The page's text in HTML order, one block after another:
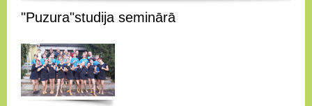
"Puzura"studija seminārā